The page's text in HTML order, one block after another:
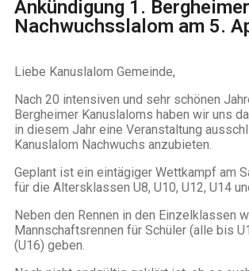
Ankündigung 1. Bergheimer
Nachwuchsslalom am 5.
Liebe Kanuslalom Gemeinde,
Nach 20 intensiven und sehr schönen
Bergheimer Kanuslaloms haben wir uns
in diesem Jahr eine Veranstaltung
Kanuslalom Nachwuchs anzubieten.
Geplant ist ein eintägiger Wettkampf am
für die Altersklassen U8, U10, U12, U14
Neben den Rennen in den Einzelklassen
Mannschaftsrennen für Schüler (alle bis
(U16) geben.